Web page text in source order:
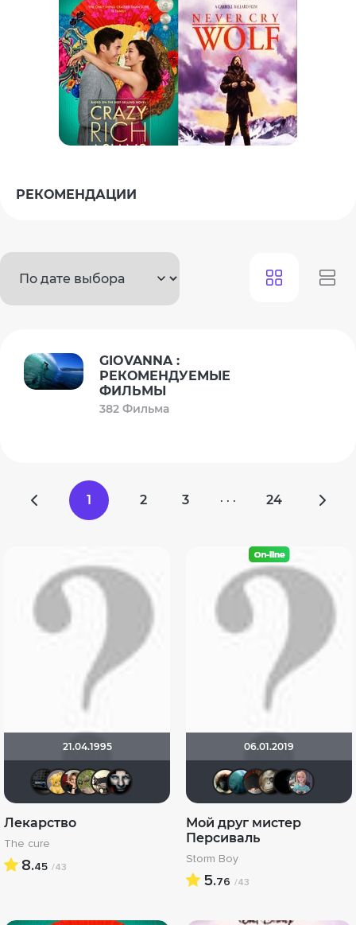
РЕКОМЕНДАЦИИ
GIOVANNA :
РЕКОМЕНДУЕМЫЕ
ФИЛЬМЫ
382 Фильма
1 2 3 · · · 24
21.04.1995
Алексей 30107
Алина28 ☜❶☞Алекс☜❶☞
mokrik
Лекарство
The cure
8.45 /43
06.01.2019
Haotik
Мой друг мистер
Персиваль
Storm Boy
5.76 /43